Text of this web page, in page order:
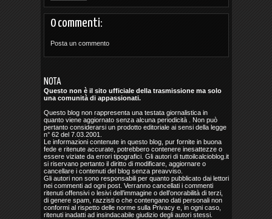
0 commenti:
Posta un commento
NOTA
Questo non è il sito ufficiale della trasmissione ma solo
una comunità di appassionati.
Questo blog non rappresenta una testata giornalistica in
quanto viene aggiornato senza alcuna periodicità . Non può
pertanto considerarsi un prodotto editoriale ai sensi della legge
n° 62 del 7.03.2001.
Le informazioni contenute in questo blog, pur fornite in buona
fede e ritenute accurate, potrebbero contenere inesattezze o
essere viziate da errori tipografici. Gli autori di tuttoilcalcioblog.it
si riservano pertanto il diritto di modificare, aggiornare o
cancellare i contenuti del blog senza preavviso.
Gli autori non sono responsabili per quanto pubblicato dai lettori
nei commenti ad ogni post. Verranno cancellati i commenti
ritenuti offensivi o lesivi dell’immagine o dell’onorabilità di terzi,
di genere spam, razzisti o che contengano dati personali non
conformi al rispetto delle norme sulla Privacy e, in ogni caso,
ritenuti inadatti ad insindacabile giudizio degli autori stessi.